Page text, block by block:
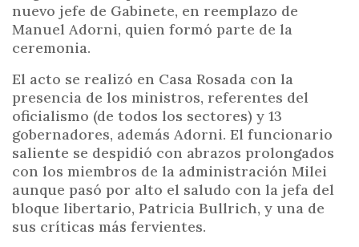
nuevo jefe de Gabinete, en reemplazo de
Manuel Adorni, quien formó parte de la
ceremonia.
El acto se realizó en Casa Rosada con la
presencia de los ministros, referentes del
oficialismo (de todos los sectores) y 13
gobernadores, además Adorni. El funcionario
saliente se despidió con abrazos prolongados
con los miembros de la administración Milei
aunque pasó por alto el saludo con la jefa del
bloque libertario, Patricia Bullrich, y una de
sus críticas más fervientes.